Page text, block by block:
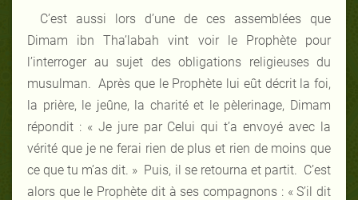
C’est aussi lors d’une de ces assemblées que
Dimam ibn Tha’labah vint voir le Prophète pour
l’interroger au sujet des obligations religieuses du
musulman. Après que le Prophète lui eût décrit la foi,
la prière, le jeûne, la charité et le pèlerinage, Dimam
répondit : « Je jure par Celui qui t’a envoyé avec la
vérité que je ne ferai rien de plus et rien de moins que
ce que tu m’as dit. » Puis, il se retourna et partit. C’est
alors que le Prophète dit à ses compagnons : « S’il dit